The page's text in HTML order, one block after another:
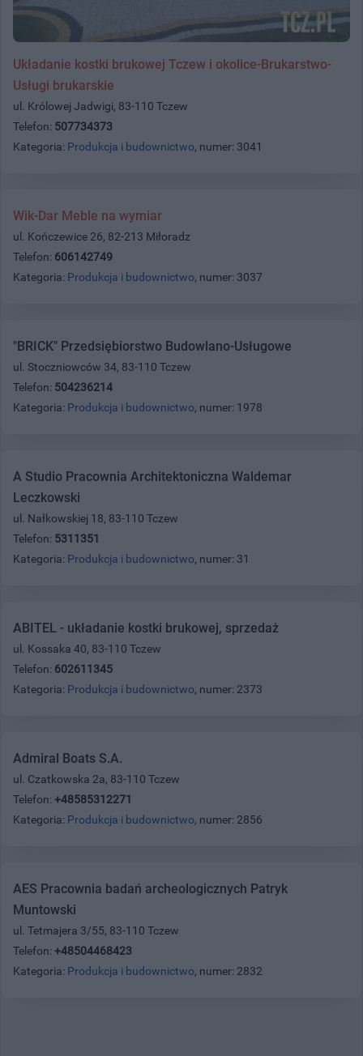
Układanie kostki brukowej Tczew i okolice-Brukarstwo-
Usługi brukarskie
ul. Królowej Jadwigi, 83-110 Tczew
Telefon: 507734373
Kategoria: Produkcja i budownictwo, numer: 3041
Wik-Dar Meble na wymiar
ul. Kończewice 26, 82-213 Miłoradz
Telefon: 606142749
Kategoria: Produkcja i budownictwo, numer: 3037
"BRICK" Przedsiębiorstwo Budowlano-Usługowe
ul. Stoczniowców 34, 83-110 Tczew
Telefon: 504236214
Kategoria: Produkcja i budownictwo, numer: 1978
A Studio Pracownia Architektoniczna Waldemar
Leczkowski
ul. Nałkowskiej 18, 83-110 Tczew
Telefon: 5311351
Kategoria: Produkcja i budownictwo, numer: 31
ABITEL - układanie kostki brukowej, sprzedaż
ul. Kossaka 40, 83-110 Tczew
Telefon: 602611345
Kategoria: Produkcja i budownictwo, numer: 2373
Admiral Boats S.A.
ul. Czatkowska 2a, 83-110 Tczew
Telefon: +48585312271
Kategoria: Produkcja i budownictwo, numer: 2856
AES Pracownia badań archeologicznych Patryk
Muntowski
ul. Tetmajera 3/55, 83-110 Tczew
Telefon: +48504468423
Kategoria: Produkcja i budownictwo, numer: 2832